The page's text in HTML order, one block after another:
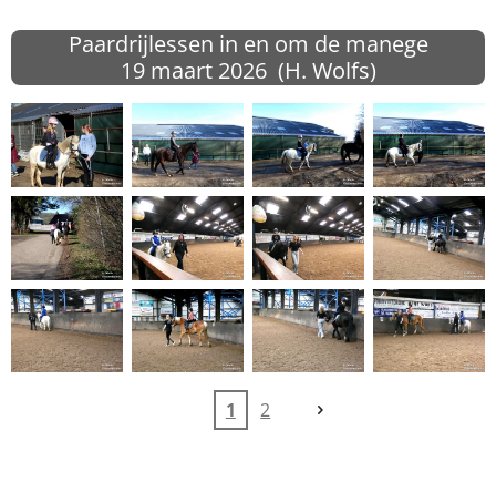
Paardrijlessen in en om de manege
19 maart 2026 (H. Wolfs)
1 2